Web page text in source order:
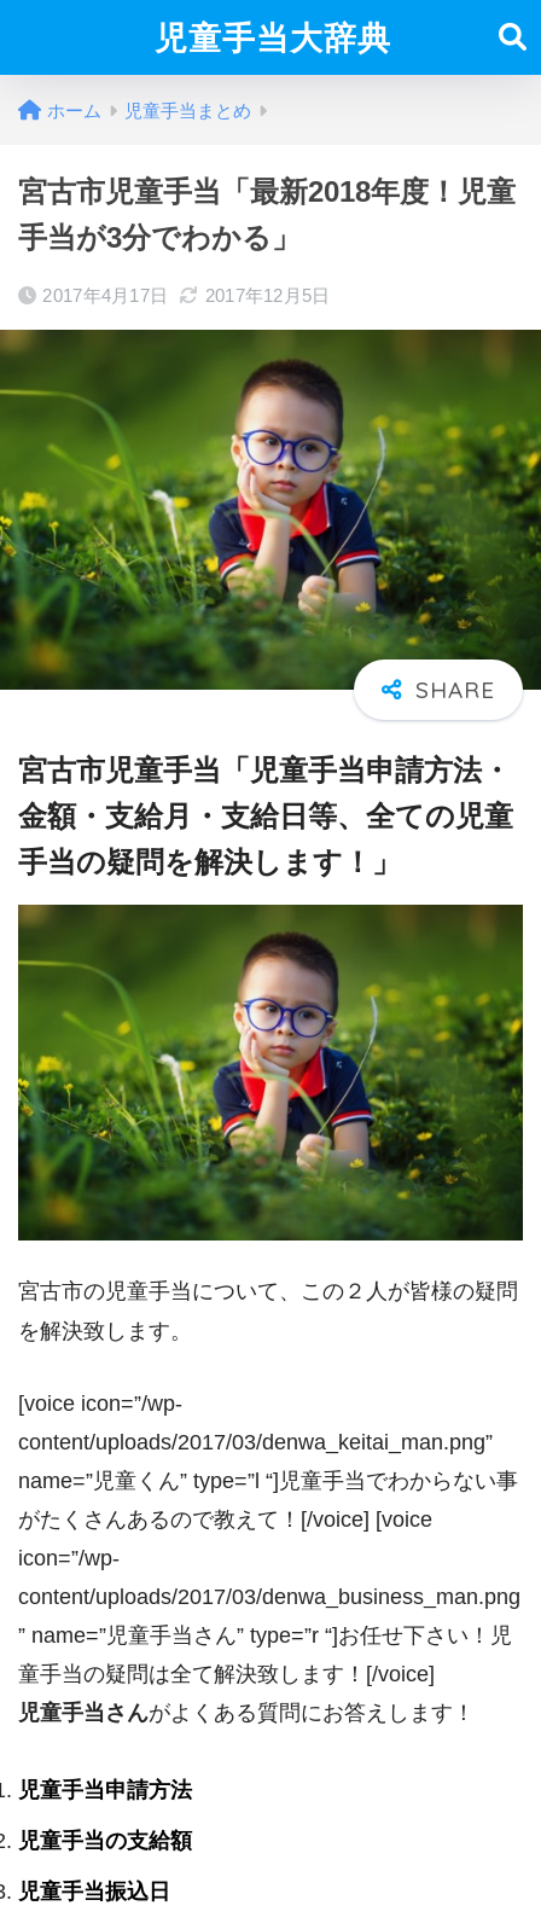
児童手当大辞典
ホーム 児童手当まとめ
宮古市児童手当「最新2018年度！児童
手当が3分でわかる」
2017年4月17日 2017年12月5日
宮古市児童手当「児童手当申請方法・
金額・支給月・支給日等、全ての児童
手当の疑問を解決します！」
宮古市の児童手当について、この２人が皆様の疑問
を解決致します。
[voice icon=”/wp-
content/uploads/2017/03/denwa_keitai_man.png”
name=”児童くん” type=”l “]児童手当でわからない事
がたくさんあるので教えて！[/voice] [voice
icon=”/wp-
content/uploads/2017/03/denwa_business_man.png
” name=”児童手当さん” type=”r “]お任せ下さい！児
童手当の疑問は全て解決致します！[/voice]
児童手当さんがよくある質問にお答えします！
児童手当申請方法
児童手当の支給額
児童手当振込日